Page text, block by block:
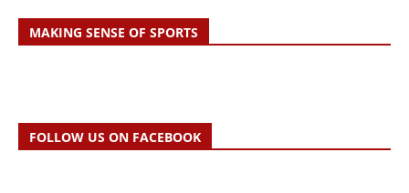
MAKING SENSE OF SPORTS
FOLLOW US ON FACEBOOK